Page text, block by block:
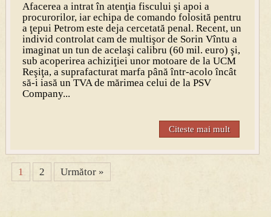
Afacerea a intrat în atenţia fiscului şi apoi a
procurorilor, iar echipa de comando folosită pentru
a ţepui Petrom este deja cercetată penal. Recent, un
individ controlat cam de multişor de Sorin Vîntu a
imaginat un tun de acelaşi calibru (60 mil. euro) şi,
sub acoperirea achiziţiei unor motoare de la UCM
Reşiţa, a suprafacturat marfa până într-acolo încât
să-i iasă un TVA de mărimea celui de la PSV
Company...
Citeste mai mult
1 2 Următor »